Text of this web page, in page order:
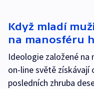
Když mladí
na manosféru
Ideologie založené na
on-line světě získávají
posledních zhruba